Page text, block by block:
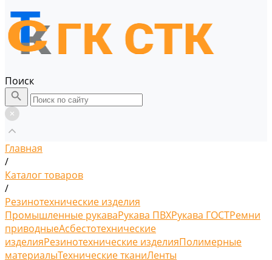
Поиск
Главная
/
Каталог товаров
/
Резинотехнические изделия
Промышленные рукаваРукава ПВХРукава ГОСТРемни
приводныеАсбестотехнические
изделияРезинотехнические изделияПолимерные
материалыТехнические тканиЛенты